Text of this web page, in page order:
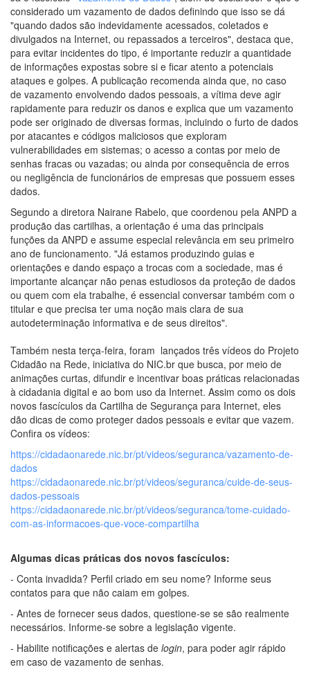
considerado um vazamento de dados definindo que isso se dá
"quando dados são indevidamente acessados, coletados e
divulgados na Internet, ou repassados a terceiros", destaca que,
para evitar incidentes do tipo, é importante reduzir a quantidade
de informações expostas sobre si e ficar atento a potenciais
ataques e golpes. A publicação recomenda ainda que, no caso
de vazamento envolvendo dados pessoais, a vítima deve agir
rapidamente para reduzir os danos e explica que um vazamento
pode ser originado de diversas formas, incluindo o furto de dados
por atacantes e códigos maliciosos que exploram
vulnerabilidades em sistemas; o acesso a contas por meio de
senhas fracas ou vazadas; ou ainda por consequência de erros
ou negligência de funcionários de empresas que possuem esses
dados.
Segundo a diretora Nairane Rabelo, que coordenou pela ANPD a
produção das cartilhas, a orientação é uma das principais
funções da ANPD e assume especial relevância em seu primeiro
ano de funcionamento. "Já estamos produzindo guias e
orientações e dando espaço a trocas com a sociedade, mas é
importante alcançar não penas estudiosos da proteção de dados
ou quem com ela trabalhe, é essencial conversar também com o
titular e que precisa ter uma noção mais clara de sua
autodeterminação informativa e de seus direitos".
Também nesta terça-feira, foram lançados três vídeos do Projeto
Cidadão na Rede, iniciativa do NIC.br que busca, por meio de
animações curtas, difundir e incentivar boas práticas relacionadas
à cidadania digital e ao bom uso da Internet. Assim como os dois
novos fascículos da Cartilha de Segurança para Internet, eles
dão dicas de como proteger dados pessoais e evitar que vazem.
Confira os vídeos:
https://cidadaonarede.nic.br/pt/videos/seguranca/vazamento-de-
dados
https://cidadaonarede.nic.br/pt/videos/seguranca/cuide-de-seus-
dados-pessoais
https://cidadaonarede.nic.br/pt/videos/seguranca/tome-cuidado-
com-as-informacoes-que-voce-compartilha
Algumas dicas práticas dos novos fascículos:
- Conta invadida? Perfil criado em seu nome? Informe seus
contatos para que não caiam em golpes.
- Antes de fornecer seus dados, questione-se se são realmente
necessários. Informe-se sobre a legislação vigente.
- Habilite notificações e alertas de login, para poder agir rápido
em caso de vazamento de senhas.